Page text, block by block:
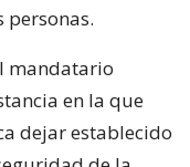
personas.
mandatario
en la que
dejar establecido